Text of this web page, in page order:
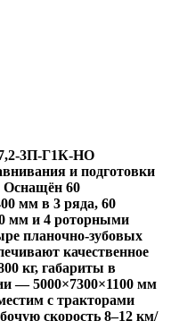
3П-Г1К-НО
и подготовки
Оснащён 60
мм в 3 ряда, 60
мм и 4 роторными
планочно-зубовых
качественное
кг, габариты в
— 5000×7300×1100 мм
с тракторами
скорость 8–12 км/